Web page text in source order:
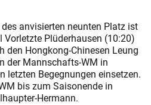
anvisierten neunten Platz ist
Plüderhausen (10:20)
den Hongkong-Chinesen Leung
der Mannschafts-WM in
letzten Begegnungen einsetzen.
bis zum Saisonende in
Hermann.